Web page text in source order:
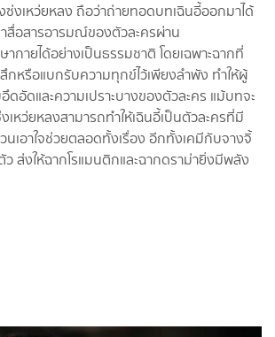
งเหว่ยหลง ถือว่าถ่ายทอดบทเฉินอี้ออกมาได้
าสื่อสารอารมณ์ของตัวละครผ่าน
ากายได้อย่างเป็นธรรมชาติ โดยเฉพาะฉากที่
หรือแบกรับความทุกข์ไว้เพียงลำพัง ทำให้ผู้
อัดและความเปราะบางของตัวละคร แม้บทจะ
เหว่ยหลงสามารถทำให้เฉินอี้เป็นตัวละครที่มี
วนเอาใจช่วยตลอดทั้งเรื่อง อีกทั้งเคมีกับจางจิ้
ส่งให้ฉากโรแมนติกและฉากดราม่ายิ่งมีพลัง